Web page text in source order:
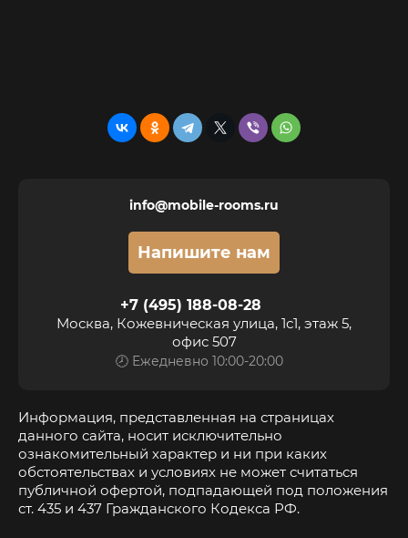
info@mobile-rooms.ru
Напишите нам
+7 (495) 188-08-28
Москва, Кожевническая улица, 1с1, этаж 5,
офис 507
🕗 Ежедневно 10:00-20:00
Информация, представленная на страницах
данного сайта, носит исключительно
ознакомительный характер и ни при каких
обстоятельствах и условиях не может считаться
публичной офертой, подпадающей под положения
ст. 435 и 437 Гражданского Кодекса РФ.